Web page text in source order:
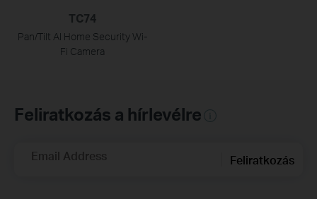
TC74
Pan/Tilt AI Home Security Wi-
Fi Camera
Feliratkozás a hírlevélre
Email Address Feliratkozás